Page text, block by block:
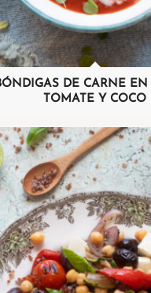
DE CARNE EN
TOMATE Y COCO